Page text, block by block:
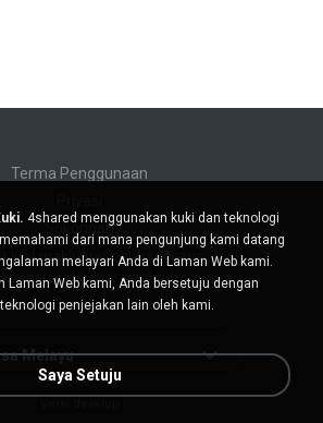
Terma Penggunaan
Sokongan
jual maklumat peribadi saya
maklumat peribadi saya
Melayu
4shared menggunakan kuki dan teknologi
dari mana pengunjung kami datang
melayari Anda di Laman Web kami.
Laman Web kami, Anda bersetuju dengan
penjejakan lain oleh kami.
Saya Setuju